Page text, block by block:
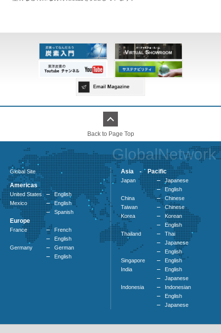
Back to Page Top
GlobalNetwork
Global Site
Americas
United States
English
Mexico
English
Spanish
Europe
France
French
English
Germany
German
English
Asia - Pacific
Japan
Japanese
English
China
Chinese
Taiwan
Chinese
Korea
Korean
English
Thailand
Thai
Japanese
English
Singapore
English
India
English
Japanese
Indonesia
Indonesian
English
Japanese